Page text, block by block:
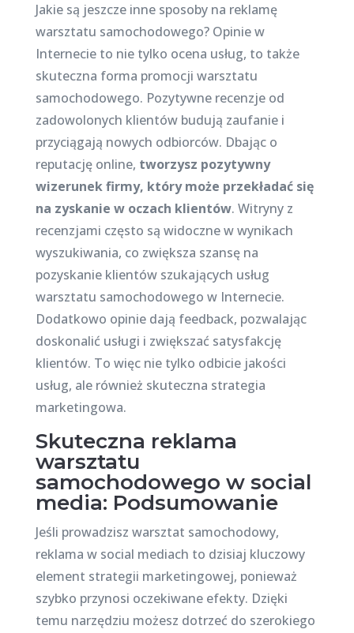
Jakie są jeszcze inne sposoby na reklamę
warsztatu samochodowego? Opinie w
Internecie to nie tylko ocena usług, to także
skuteczna forma promocji warsztatu
samochodowego. Pozytywne recenzje od
zadowolonych klientów budują zaufanie i
przyciągają nowych odbiorców. Dbając o
reputację online, tworzysz pozytywny
wizerunek firmy, który może przekładać się
na zyskanie w oczach klientów. Witryny z
recenzjami często są widoczne w wynikach
wyszukiwania, co zwiększa szansę na
pozyskanie klientów szukających usług
warsztatu samochodowego w Internecie.
Dodatkowo opinie dają feedback, pozwalając
doskonalić usługi i zwiększać satysfakcję
klientów. To więc nie tylko odbicie jakości
usług, ale również skuteczna strategia
marketingowa.
Skuteczna reklama
warsztatu
samochodowego w social
media: Podsumowanie
Jeśli prowadzisz warsztat samochodowy,
reklama w social mediach to dzisiaj kluczowy
element strategii marketingowej, ponieważ
szybko przynosi oczekiwane efekty. Dzięki
temu narzędziu możesz dotrzeć do szerokiego